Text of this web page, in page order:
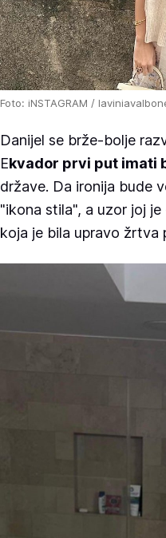
Foto: iNSTAGRAM /
Danijel se brže-bolje
Ekvador prvi put imati
države. Da ironija bude
"ikona stila", a uzor joj
koja je bila upravo žrtva